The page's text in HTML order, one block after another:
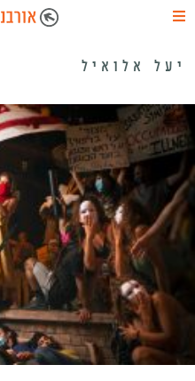
יעל אלואיל